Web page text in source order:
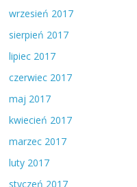
wrzesień 2017
sierpień 2017
lipiec 2017
czerwiec 2017
maj 2017
kwiecień 2017
marzec 2017
luty 2017
styczeń 2017